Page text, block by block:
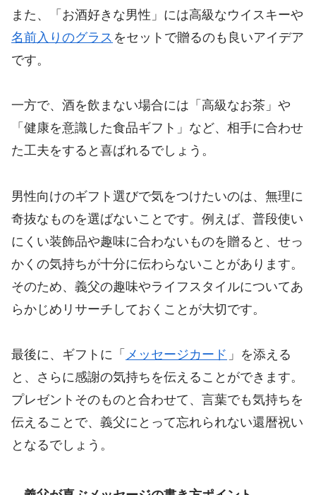
また、「お酒好きな男性」には高級なウイスキーや
名前入りのグラス をセットで贈るのも良いアイデア
です。
一方で、酒を飲まない場合には「高級なお茶」や
「健康を意識した食品ギフト」など、相手に合わせ
た工夫をすると喜ばれるでしょう。
男性向けのギフト選びで気をつけたいのは、無理に
奇抜なものを選ばないことです。例えば、普段使い
にくい装飾品や趣味に合わないものを贈ると、せっ
かくの気持ちが十分に伝わらないことがあります。
そのため、義父の趣味やライフスタイルについてあ
らかじめリサーチしておくことが大切です。
最後に、ギフトに「 メッセージカード 」を添える
と、さらに感謝の気持ちを伝えることができます。
プレゼントそのものと合わせて、言葉でも気持ちを
伝えることで、義父にとって忘れられない還暦祝い
となるでしょう。